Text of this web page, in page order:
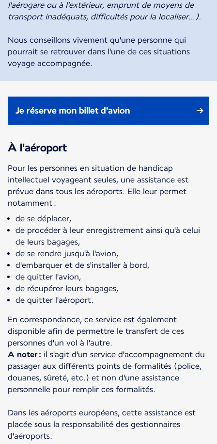
l'aérogare ou à l'extérieur, emprunt de moyens de
transport inadéquats, difficultés pour la localiser…).
Nous conseillons vivement qu'une personne qui
pourrait se retrouver dans l'une de ces situations
voyage accompagnée.
Je réserve mon billet d'avion
À l'aéroport
Pour les personnes en situation de handicap
intellectuel voyageant seules, une assistance est
prévue dans tous les aéroports. Elle leur permet
notamment :
de se déplacer,
de procéder à leur enregistrement ainsi qu'à celui
de leurs bagages,
de se rendre jusqu'à l'avion,
d'embarquer et de s'installer à bord,
de quitter l'avion,
de récupérer leurs bagages,
de quitter l'aéroport.
En correspondance, ce service est également
disponible afin de permettre le transfert de ces
A noter : il s'agit d'un service d'accompagnement du
passager aux différents points de formalités (police,
douanes, sûreté, etc.) et non d'une assistance
personnelle pour remplir ces formalités.
Dans les aéroports européens, cette assistance est
placée sous la responsabilité des gestionnaires
d'aéroports.